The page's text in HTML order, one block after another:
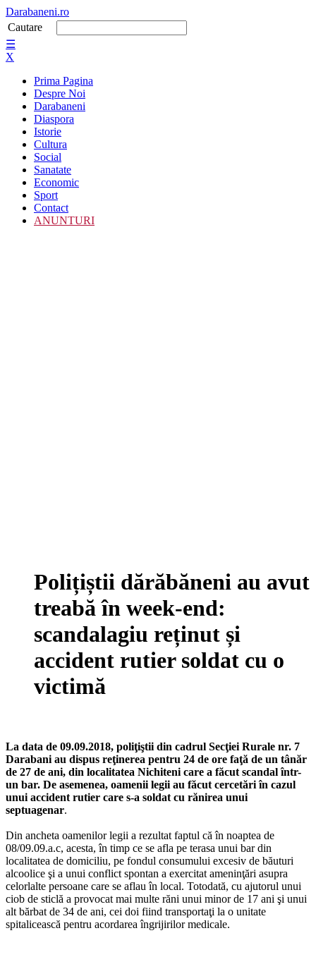
Darabaneni.ro
Cautare
☰
X
Prima Pagina
Despre Noi
Darabaneni
Diaspora
Istorie
Cultura
Social
Sanatate
Economic
Sport
Contact
ANUNTURI
Polițiștii dărăbăneni au avut
treabă în week-end:
scandalagiu reținut și
accident rutier soldat cu o
victimă
La data de 09.09.2018, poliţiştii din cadrul Secţiei Rurale nr. 7
Darabani au dispus reţinerea pentru 24 de ore faţă de un tânăr
de 27 de ani, din localitatea Nichiteni care a făcut scandal într-
un bar. De asemenea, oamenii legii au făcut cercetări în cazul
unui accident rutier care s-a soldat cu rănirea unui
septuagenar.
Din ancheta oamenilor legii a rezultat faptul că în noaptea de
08/09.09.a.c, acesta, în timp ce se afla pe terasa unui bar din
localitatea de domiciliu, pe fondul consumului excesiv de băuturi
alcoolice şi a unui conflict spontan a exercitat ameninţări asupra
celorlalte persoane care se aflau în local. Totodată, cu ajutorul unui
ciob de sticlă a provocat mai multe răni unui minor de 17 ani şi unui
alt bărbat de 34 de ani, cei doi fiind transportaţi la o unitate
spitalicească pentru acordarea îngrijirilor medicale.